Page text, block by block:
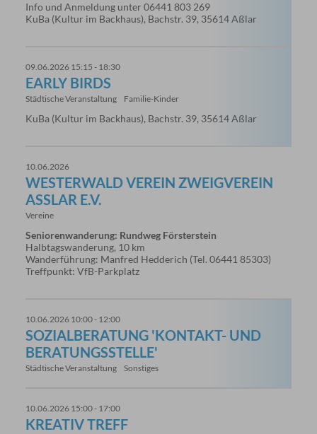
Info und Anmeldung unter 06441 803 269
KuBa (Kultur im Backhaus), Bachstr. 39, 35614 Aßlar
09.06.2026 15:15 - 18:30
EARLY BIRDS
Städtische Veranstaltung Familie-Kinder
KuBa (Kultur im Backhaus), Bachstr. 39, 35614 Aßlar
10.06.2026
WESTERWALD VEREIN ZWEIGVEREIN
ASSLAR E.V.
Vereine
Seniorenwanderung: Rundweg Försterstein
Halbtagswanderung, 10 km
Wanderführung: Manfred Hedderich (Tel. 06441 85303)
Treffpunkt: VfB-Parkplatz
10.06.2026 10:00 - 12:00
SOZIALBERATUNG 'KONTAKT- UND
BERATUNGSSTELLE'
Städtische Veranstaltung Sonstiges
10.06.2026 15:00 - 17:00
KREATIV TREFF